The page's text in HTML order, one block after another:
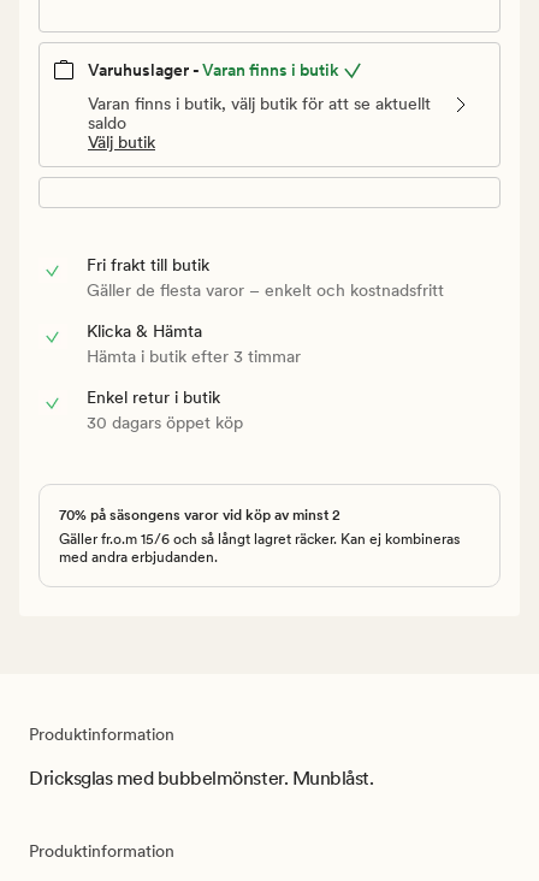
Varuhuslager -Varan finns i butik
Varan finns i butik, välj butik för att se aktuellt
saldo
Välj butik
Fri frakt till butik
Gäller de flesta varor – enkelt och kostnadsfritt
Klicka & Hämta
Hämta i butik efter 3 timmar
Enkel retur i butik
30 dagars öppet köp
70% på säsongens varor vid köp av minst 2
Gäller fr.o.m 15/6 och så långt lagret räcker. Kan ej kombineras
med andra erbjudanden.
Produktinformation
Dricksglas med bubbelmönster. Munblåst.
Produktinformation